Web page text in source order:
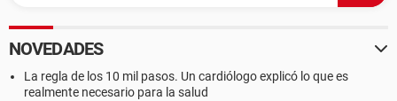
NOVEDADES
La regla de los 10 mil pasos. Un cardiólogo explicó lo que es
realmente necesario para la salud